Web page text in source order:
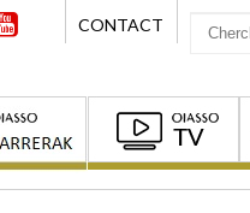
CONTACT